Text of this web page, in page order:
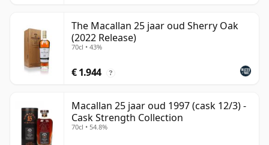
The Macallan 25 jaar oud Sherry Oak
(2022 Release)
70cl • 43%
€ 1.944 ?
Macallan 25 jaar oud 1997 (cask 12/3) -
Cask Strength Collection
70cl • 54.8%